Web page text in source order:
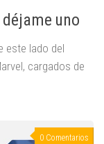
uno
este lado del
cargados de
0 Comentarios